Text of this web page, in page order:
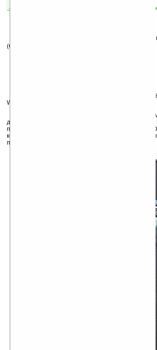
официально анонсировала свой
(GT-S7320E).
Теперь кроме представленного Wave 723
Wave 2 и Wave 2 Pro.
Коммуникатор имеет толщину всего
дюймовым WQVGA TFT дисплеем, Wi-Fi 802.11 b/g/
под наушники, Bluetooth 3.0, камерой на 5 Мп с
кожаным покрытием. Wave 723 имеет доступ к базе
пользовательский интерфейс TouchWiz.